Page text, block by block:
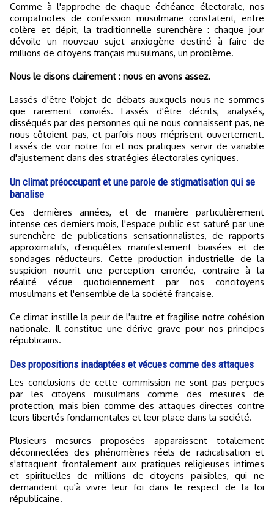
Comme à l'approche de chaque échéance électorale, nos
compatriotes de confession musulmane constatent, entre
colère et dépit, la traditionnelle surenchère : chaque jour
dévoile un nouveau sujet anxiogène destiné à faire de
millions de citoyens français musulmans, un problème.
Nous le disons clairement : nous en avons assez.
Lassés d'être l'objet de débats auxquels nous ne sommes
que rarement conviés. Lassés d'être décrits, analysés,
disséqués par des personnes qui ne nous connaissent pas, ne
nous côtoient pas, et parfois nous méprisent ouvertement.
Lassés de voir notre foi et nos pratiques servir de variable
d'ajustement dans des stratégies électorales cyniques.
Un climat préoccupant et une parole de stigmatisation qui se
banalise
Ces dernières années, et de manière particulièrement
intense ces derniers mois, l'espace public est saturé par une
surenchère de publications sensationnalistes, de rapports
approximatifs, d'enquêtes manifestement biaisées et de
sondages réducteurs. Cette production industrielle de la
suspicion nourrit une perception erronée, contraire à la
réalité vécue quotidiennement par nos concitoyens
musulmans et l'ensemble de la société française.
Ce climat instille la peur de l'autre et fragilise notre cohésion
nationale. Il constitue une dérive grave pour nos principes
républicains.
Des propositions inadaptées et vécues comme des attaques
Les conclusions de cette commission ne sont pas perçues
par les citoyens musulmans comme des mesures de
protection, mais bien comme des attaques directes contre
leurs libertés fondamentales et leur place dans la société.
Plusieurs mesures proposées apparaissent totalement
déconnectées des phénomènes réels de radicalisation et
s'attaquent frontalement aux pratiques religieuses intimes
et spirituelles de millions de citoyens paisibles, qui ne
demandent qu'à vivre leur foi dans le respect de la loi
républicaine.